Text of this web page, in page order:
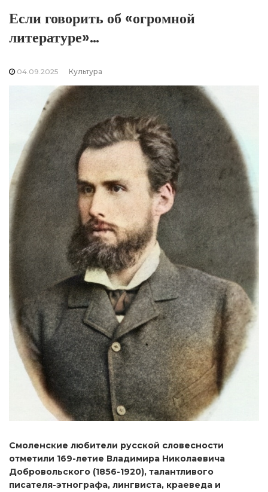
Если говорить об «огромной
литературе»…
04.09.2025 Культура
Смоленские любители русской словесности
отметили 169-летие Владимира Николаевича
Добровольского (1856-1920), талантливого
писателя-этнографа, лингвиста, краеведа и